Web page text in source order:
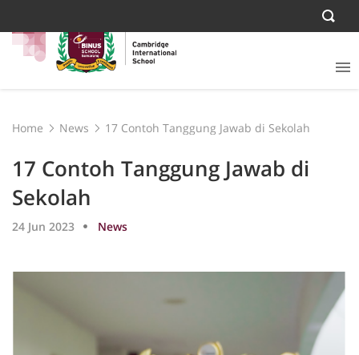
Home News 17 Contoh Tanggung Jawab di Sekolah
17 Contoh Tanggung Jawab di
Sekolah
24 Jun 2023 News